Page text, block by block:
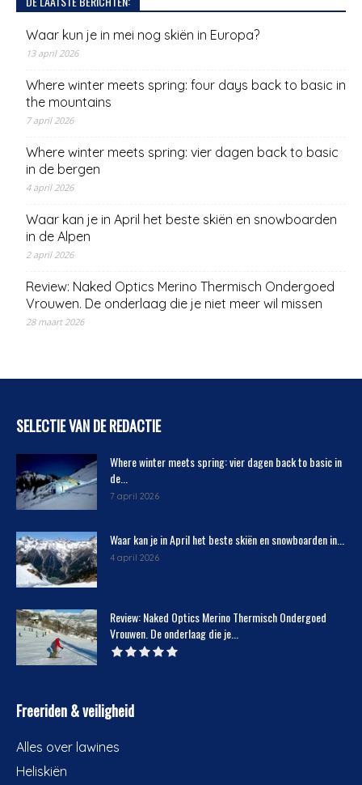
Waar kun je in mei nog skiën in Europa?
13 april 2026
Where winter meets spring: four days back to basic in
the mountains
7 april 2026
Where winter meets spring: vier dagen back to basic
in de bergen
4 april 2026
Waar kan je in April het beste skiën en snowboarden
in de Alpen
2 april 2026
Review: Naked Optics Merino Thermisch Ondergoed
Vrouwen. De onderlaag die je niet meer wil missen
28 maart 2026
SELECTIE VAN DE REDACTIE
Where winter meets spring: vier dagen back to basic in
de...
7 april 2026
Waar kan je in April het beste skiën en snowboarden in...
4 april 2026
Review: Naked Optics Merino Thermisch Ondergoed
Vrouwen. De onderlaag die je...
Freeriden & veiligheid
Alles over lawines
Heliskiën